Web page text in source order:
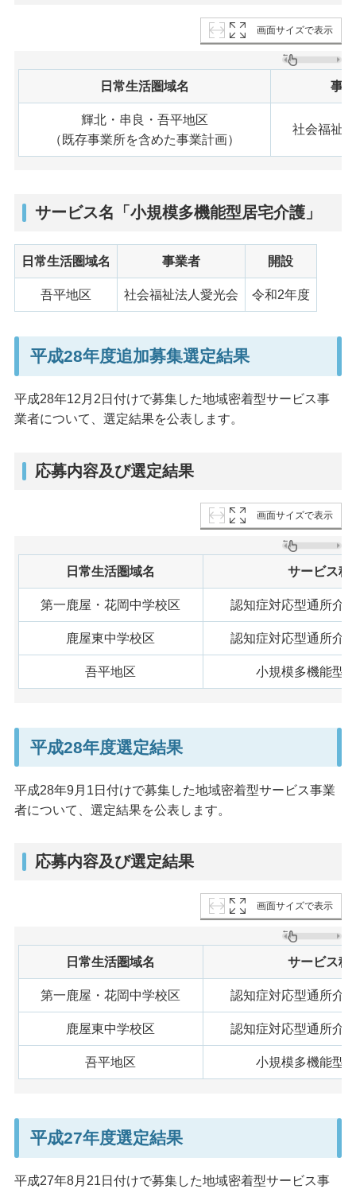
画面サイズで表示
日常生活圏域名 事
輝北・串良・吾平地区
（既存事業所を含めた事業計画）
社会福祉
サービス名「小規模多機能型居宅介護」
日常生活圏域名 事業者 開設
吾平地区 社会福祉法人愛光会 令和2年度
平成28年度追加募集選定結果
平成28年12月2日付けで募集した地域密着型サービス事
業者について、選定結果を公表します。
応募内容及び選定結果
画面サイズで表示
日常生活圏域名 サービス種
第一鹿屋・花岡中学校区 認知症対応型通所介
鹿屋東中学校区 認知症対応型通所介
吾平地区 小規模多機能型
平成28年度選定結果
平成28年9月1日付けで募集した地域密着型サービス事業
者について、選定結果を公表します。
応募内容及び選定結果
画面サイズで表示
日常生活圏域名 サービス種
第一鹿屋・花岡中学校区 認知症対応型通所介
鹿屋東中学校区 認知症対応型通所介
吾平地区 小規模多機能型
平成27年度選定結果
平成27年8月21日付けで募集した地域密着型サービス事